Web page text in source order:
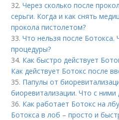
32.Через сколько после
серьги. Когда и как снять
прокола пистолетом?
33.Что нельзя после Ботокса.
процедуры?
34. Как быстро действует
Как действует Ботокс после
35. Папулы от
биоревитализации. Что с ними
36. Как работает Ботокс на
Ботокса в лоб – просто и